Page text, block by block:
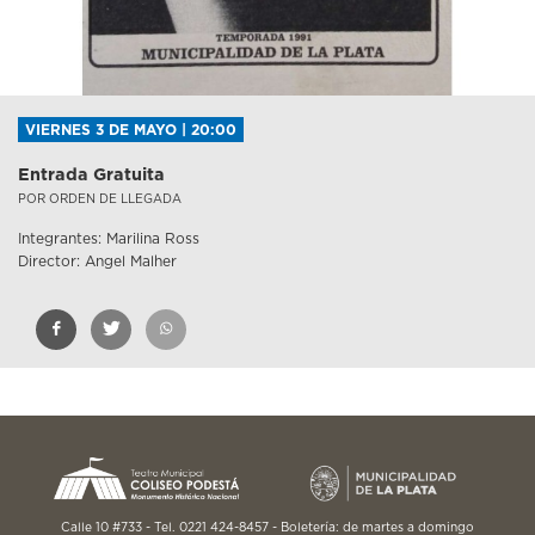
VIERNES 3 DE MAYO | 20:00
Entrada Gratuita
POR ORDEN DE LLEGADA
Integrantes: Marilina Ross
Director: Angel Malher
Calle 10 #733 - Tel. 0221 424-8457 - Boletería: de martes a domingo